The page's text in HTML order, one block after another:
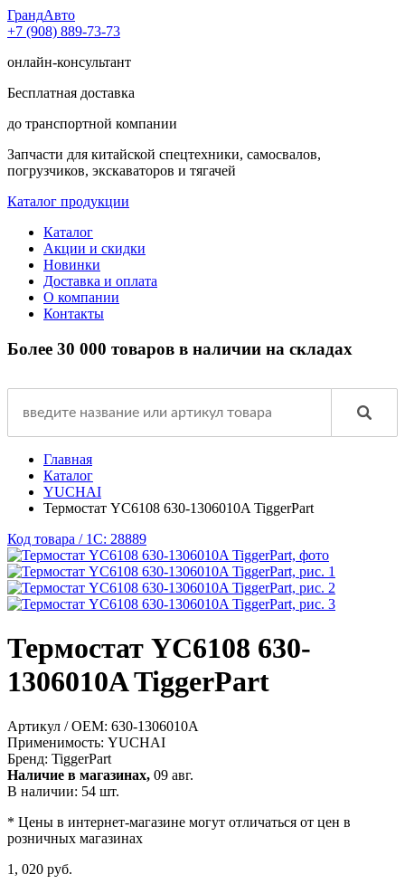
ГрандАвто
+7 (908) 889-73-73
онлайн-консультант
Бесплатная доставка
до транспортной компании
Запчасти для китайской спецтехники, самосвалов,
погрузчиков, экскаваторов и тягачей
Каталог продукции
Каталог
Акции и скидки
Новинки
Доставка и оплата
О компании
Контакты
Более 30 000 товаров в наличии на складах
Главная
Каталог
YUCHAI
Термостат YC6108 630-1306010A TiggerPart
Код товара / 1C: 28889
Термостат YC6108 630-
1306010A TiggerPart
Артикул / OEM: 630-1306010A
Применимость: YUCHAI
Бренд: TiggerPart
Наличие в магазинах, 09 авг.
В наличии: 54 шт.
* Цены в интернет-магазине могут отличаться от цен в
розничных магазинах
1, 020 руб.